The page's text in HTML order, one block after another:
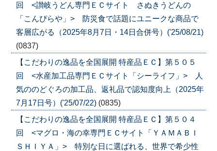
回 <讃岐うどん専門ＥＣサイト さぬきうどんの
「こんぴらや」> 防災食で話題にユニークな商品で
客層広がる（2025年8月7日・14日合併号）('25/08/21)
(0837)
【こだわりの逸品を全国展開 特産品ＥＣ】第５０５
回 <水産加工品専門ＥＣサイト「シーライフ」> 人
気ののどぐろの加工品、返礼品で認知度向上（2025年
7月17日号）('25/07/22) (0835)
【こだわりの逸品を全国展開 特産品ＥＣ】第５０４
回 <マグロ・海の幸専門ＥＣサイト「ＹＡＭＡＢＩ
ＳＨＩＹＡ」> 特別な日に選ばれる、世界で希少性